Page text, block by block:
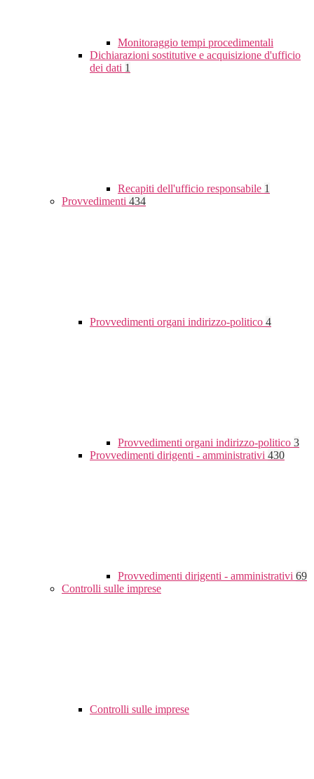
Monitoraggio tempi procedimentali
Dichiarazioni sostitutive e acquisizione d'ufficio
dei dati 1
Recapiti dell'ufficio responsabile 1
Provvedimenti 434
Provvedimenti organi indirizzo-politico 4
Provvedimenti organi indirizzo-politico 3
Provvedimenti dirigenti - amministrativi 430
Provvedimenti dirigenti - amministrativi 69
Controlli sulle imprese
Controlli sulle imprese